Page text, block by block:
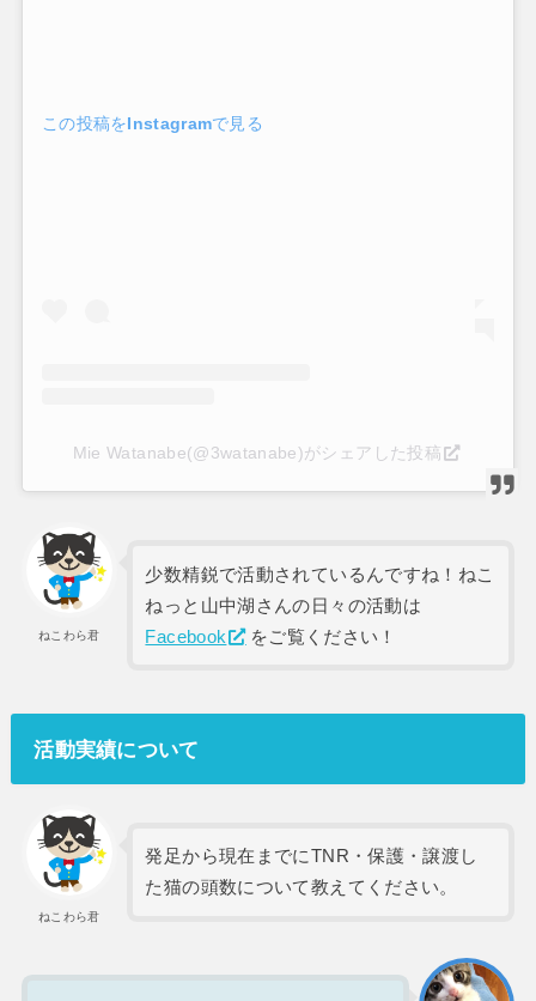
この投稿をInstagramで見る
Mie Watanabe(@3watanabe)がシェアした投稿
ねこわら君
少数精鋭で活動されているんですね！ねこ
ねっと山中湖さんの日々の活動は
Facebook
をご覧ください！
活動実績について
ねこわら君
発足から現在までにTNR・保護・譲渡し
た猫の頭数について教えてください。